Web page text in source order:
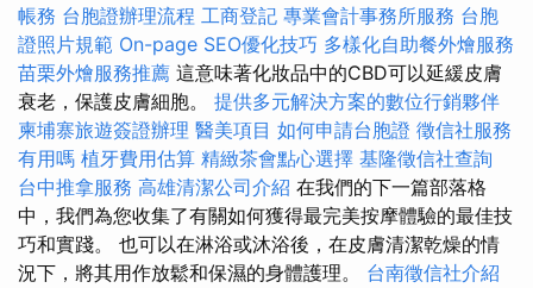
帳務 台胞證辦理流程 工商登記 專業會計事務所服務 台胞
證照片規範 On-page SEO優化技巧 多樣化自助餐外燴服務
苗栗外燴服務推薦 這意味著化妝品中的CBD可以延緩皮膚
衰老，保護皮膚細胞。 提供多元解決方案的數位行銷夥伴
柬埔寨旅遊簽證辦理 醫美項目 如何申請台胞證 徵信社服務
有用嗎 植牙費用估算 精緻茶會點心選擇 基隆徵信社查詢
台中推拿服務 高雄清潔公司介紹 在我們的下一篇部落格
中，我們為您收集了有關如何獲得最完美按摩體驗的最佳技
巧和實踐。 也可以在淋浴或沐浴後，在皮膚清潔乾燥的情
況下，將其用作放鬆和保濕的身體護理。 台南徵信社介紹